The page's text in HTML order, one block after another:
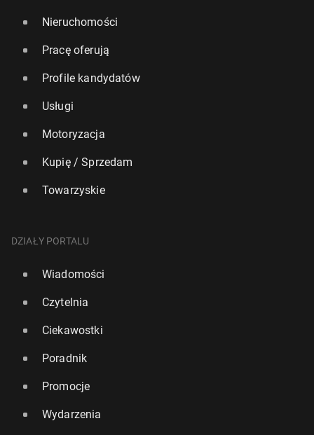
Nieruchomości
Pracę oferują
Profile kandydatów
Usługi
Motoryzacja
Kupię / Sprzedam
Towarzyskie
DZIAŁY PORTALU
Wiadomości
Czytelnia
Ciekawostki
Poradnik
Promocje
Wydarzenia